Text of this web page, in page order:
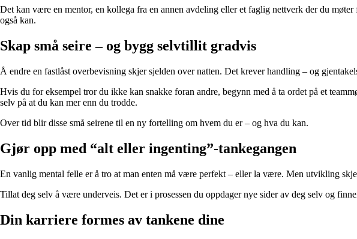
Det kan være en mentor, en kollega fra en annen avdeling eller et faglig nettverk der du
også kan.
Skap små seire – og bygg selvtillit gradvis
Å endre en fastlåst overbevisning skjer sjelden over natten. Det krever handling – og
Hvis du for eksempel tror du ikke kan snakke foran andre, begynn med å ta ordet på et
selv på at du kan mer enn du trodde.
Over tid blir disse små seirene til en ny fortelling om hvem du er – og hva du kan.
Gjør opp med “alt eller ingenting”-tankegangen
En vanlig mental felle er å tro at man enten må være perfekt – eller la være. Men utvikling
Tillat deg selv å være underveis. Det er i prosessen du oppdager nye sider av deg selv og
Din karriere formes av tankene dine